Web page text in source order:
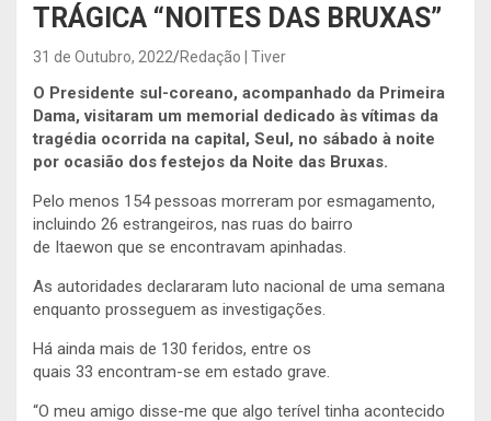
TRÁGICA “NOITES DAS BRUXAS”
31 de Outubro, 2022 Redação | Tiver
O Presidente sul-coreano, acompanhado da Primeira
Dama, visitaram um memorial dedicado às vítimas da
tragédia ocorrida na capital, Seul, no sábado à noite
por ocasião dos festejos da Noite das Bruxas.
Pelo menos 154 pessoas morreram por esmagamento,
incluindo 26 estrangeiros, nas ruas do bairro
de Itaewon que se encontravam apinhadas.
As autoridades declararam luto nacional de uma semana
enquanto prosseguem as investigações.
Há ainda mais de 130 feridos, entre os
quais 33 encontram-se em estado grave.
“O meu amigo disse-me que algo terível tinha acontecido